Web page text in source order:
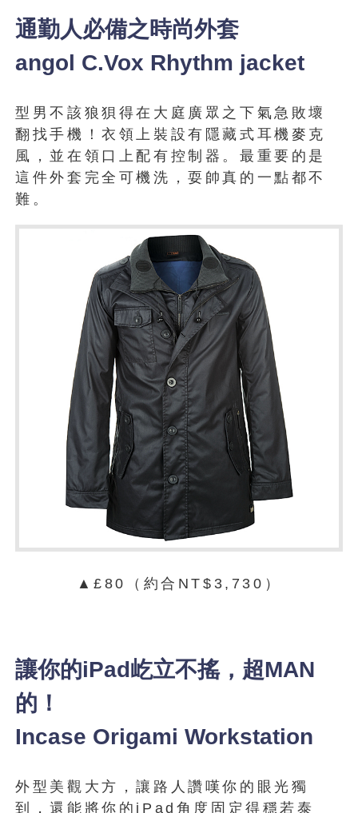
通勤人必備之時尚外套
angol C.Vox Rhythm jacket
型男不該狼狽得在大庭廣眾之下氣急敗壞
翻找手機！衣領上裝設有隱藏式耳機麥克
風，並在領口上配有控制器。最重要的是
這件外套完全可機洗，耍帥真的一點都不
難。
▲£80（約合NT$3,730）
讓你的iPad屹立不搖，超MAN
的！
Incase Origami Workstation
外型美觀大方，讓路人讚嘆你的眼光獨
到，還能將你的iPad角度固定得穩若泰